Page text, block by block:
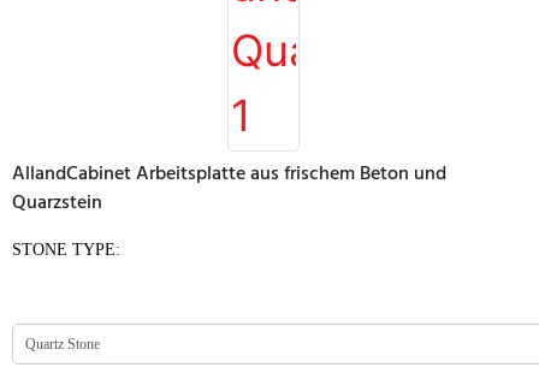
AllandCabinet Arbeitsplatte aus frischem Beton und
Quarzstein
STONE TYPE: